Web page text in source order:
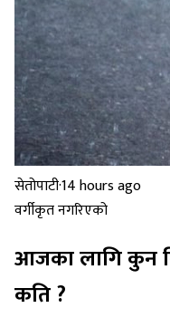
सेतोपाटी·14 hours ago
वर्गीकृत नगरिएको
आजका लागि कुन
कति ?